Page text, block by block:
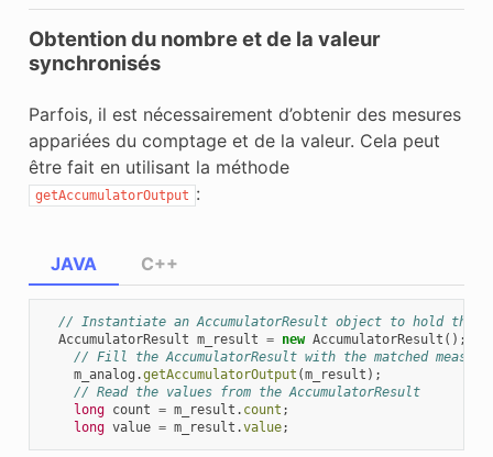
Obtention du nombre et de la valeur
synchronisés
Parfois, il est nécessairement d’obtenir des mesures
appariées du comptage et de la valeur. Cela peut
être fait en utilisant la méthode
getAccumulatorOutput :
JAVA
// Instantiate an AccumulatorResult object to hold the
AccumulatorResult m_result = new AccumulatorResult ();
// Fill the AccumulatorResult with the matched
m_analog .getAccumulatorOutput (m_result );
// Read the values from the AccumulatorResult
long count = m_result . count ;
long value = m_result .value;
C++